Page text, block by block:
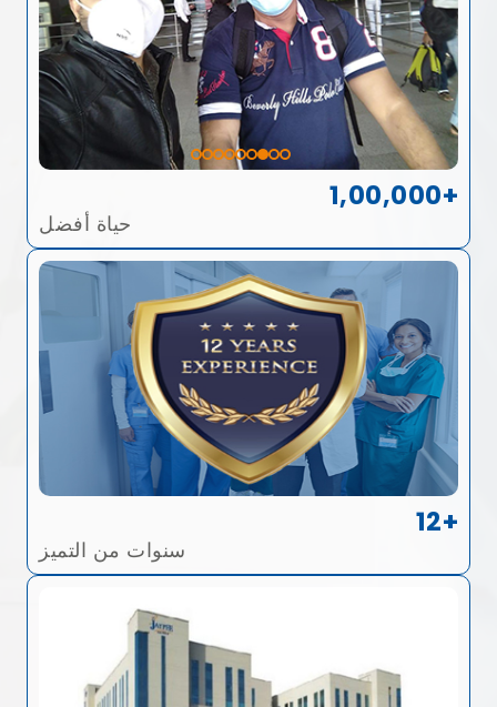
1,00,000+
حياة أفضل
12+
سنوات من التميز